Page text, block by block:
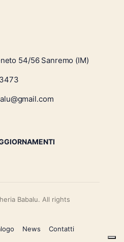
54/56 Sanremo (IM)
Babalu. All rights
News Contatti